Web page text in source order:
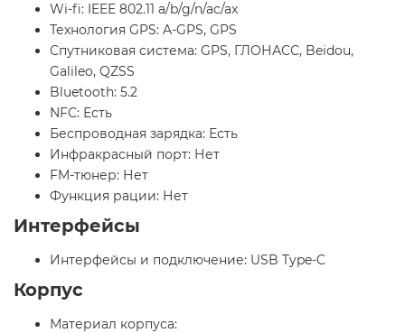
Wi-fi: IEEE 802.11 a/b/g/n/ac/ax
Технология GPS: A-GPS, GPS
Спутниковая система: GPS, ГЛОНАСС, Beidou,
Galileo, QZSS
Bluetooth: 5.2
NFC: Есть
Беспроводная зарядка: Есть
Инфракрасный порт: Нет
FM-тюнер: Нет
Функция рации: Нет
Интерфейсы
Интерфейсы и подключение: USB Type-C
Корпус
Материал корпуса: